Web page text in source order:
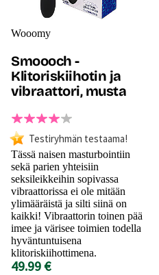
Wooomy
Smoooch -
Klitoriskiihotin ja
vibraattori, musta
Testiryhmän testaama!
Tässä naisen masturbointiin
sekä parien yhteisiin
seksileikkeihin sopivassa
vibraattorissa ei ole mitään
ylimääräistä ja silti siinä on
kaikki! Vibraattorin toinen pää
imee ja värisee toimien todella
hyväntuntuisena
klitoriskiihottimena.
49.99 €